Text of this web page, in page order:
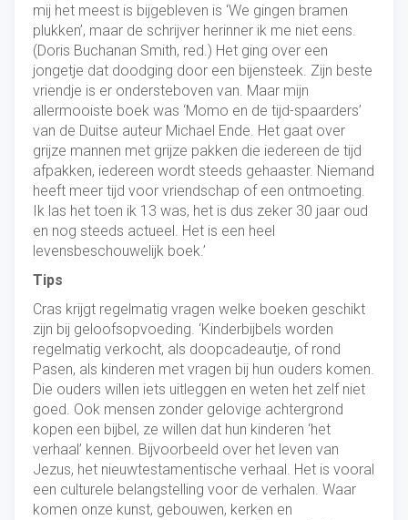
mij het meest is bijgebleven is ‘We gingen bramen
plukken’, maar de schrijver herinner ik me niet eens.
(Doris Buchanan Smith, red.) Het ging over een
jongetje dat doodging door een bijensteek. Zijn beste
vriendje is er ondersteboven van. Maar mijn
allermooiste boek was ‘Momo en de tijd-spaarders’
van de Duitse auteur Michael Ende. Het gaat over
grijze mannen met grijze pakken die iedereen de tijd
afpakken, iedereen wordt steeds gehaaster. Niemand
heeft meer tijd voor vriendschap of een ontmoeting.
Ik las het toen ik 13 was, het is dus zeker 30 jaar oud
en nog steeds actueel. Het is een heel
levensbeschouwelijk boek.’
Tips
Cras krijgt regelmatig vragen welke boeken geschikt
zijn bij geloofsopvoeding. ‘Kinderbijbels worden
regelmatig verkocht, als doopcadeautje, of rond
Pasen, als kinderen met vragen bij hun ouders komen.
Die ouders willen iets uitleggen en weten het zelf niet
goed. Ook mensen zonder gelovige achtergrond
kopen een bijbel, ze willen dat hun kinderen ‘het
verhaal’ kennen. Bijvoorbeeld over het leven van
Jezus, het nieuwtestamentische verhaal. Het is vooral
een culturele belangstelling voor de verhalen. Waar
komen onze kunst, gebouwen, kerken en